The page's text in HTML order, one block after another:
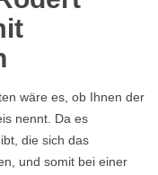
wäre es, ob Ihnen der
nennt. Da es
die sich das
und somit bei einer